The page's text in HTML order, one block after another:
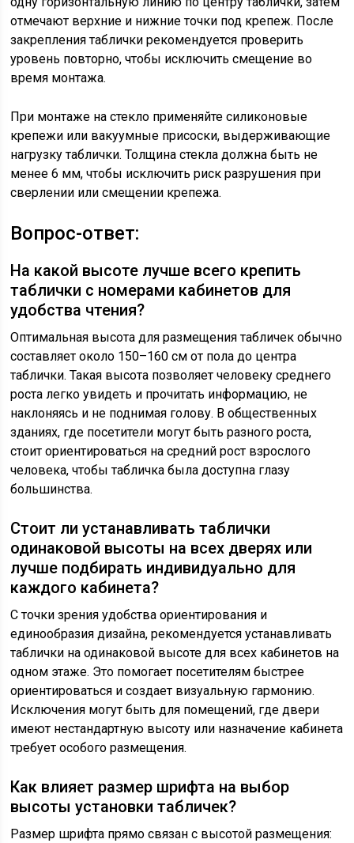
отмечают верхние и нижние точки под крепеж. После
закрепления таблички рекомендуется проверить
уровень повторно, чтобы исключить смещение во
время монтажа.
При монтаже на стекло применяйте силиконовые
крепежи или вакуумные присоски, выдерживающие
нагрузку таблички. Толщина стекла должна быть не
менее 6 мм, чтобы исключить риск разрушения при
сверлении или смещении крепежа.
Вопрос-ответ:
На какой высоте лучше всего крепить
таблички с номерами кабинетов для
удобства чтения?
Оптимальная высота для размещения табличек обычно
составляет около 150–160 см от пола до центра
таблички. Такая высота позволяет человеку среднего
роста легко увидеть и прочитать информацию, не
наклоняясь и не поднимая голову. В общественных
зданиях, где посетители могут быть разного роста,
стоит ориентироваться на средний рост взрослого
человека, чтобы табличка была доступна глазу
большинства.
Стоит ли устанавливать таблички
одинаковой высоты на всех дверях или
лучше подбирать индивидуально для
каждого кабинета?
С точки зрения удобства ориентирования и
единообразия дизайна, рекомендуется устанавливать
таблички на одинаковой высоте для всех кабинетов на
одном этаже. Это помогает посетителям быстрее
ориентироваться и создает визуальную гармонию.
Исключения могут быть для помещений, где двери
имеют нестандартную высоту или назначение кабинета
требует особого размещения.
Как влияет размер шрифта на выбор
высоты установки табличек?
Размер шрифта прямо связан с высотой размещения: